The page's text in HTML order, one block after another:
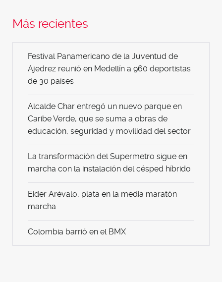
Más recientes
Festival Panamericano de la Juventud de
Ajedrez reunió en Medellín a 960 deportistas
de 30 países
Alcalde Char entregó un nuevo parque en
Caribe Verde, que se suma a obras de
educación, seguridad y movilidad del sector
La transformación del Supermetro sigue en
marcha con la instalación del césped híbrido
Eider Arévalo, plata en la media maratón
marcha
Colombia barrió en el BMX